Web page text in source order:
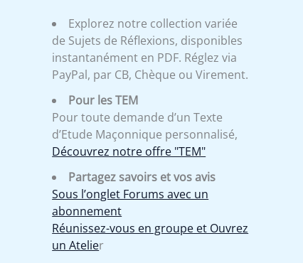
Explorez notre collection variée
de Sujets de Réflexions, disponibles
instantanément en PDF. Réglez via
PayPal, par CB, Chèque ou Virement.
Pour les TEM
Pour toute demande d’un Texte
d’Etude Maçonnique personnalisé,
Découvrez notre offre "TEM"
Partagez savoirs et vos avis
Sous l’onglet Forums avec un
abonnement
Réunissez-vous en groupe et Ouvrez
un Atelier